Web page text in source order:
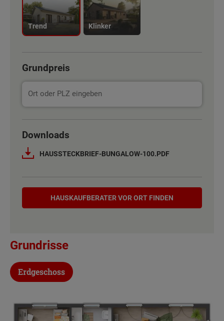
Basisinformation
Außenmaße 8.5 m x 13.75 m
Trend Klinker
Grundpreis
Downloads
HAUSSTECKBRIEF-BUNGALOW-100.PDF
Hauskaufberater
HAUSKAUF­BERATER VOR ORT FINDEN
Grundrisse
Erdgeschoss